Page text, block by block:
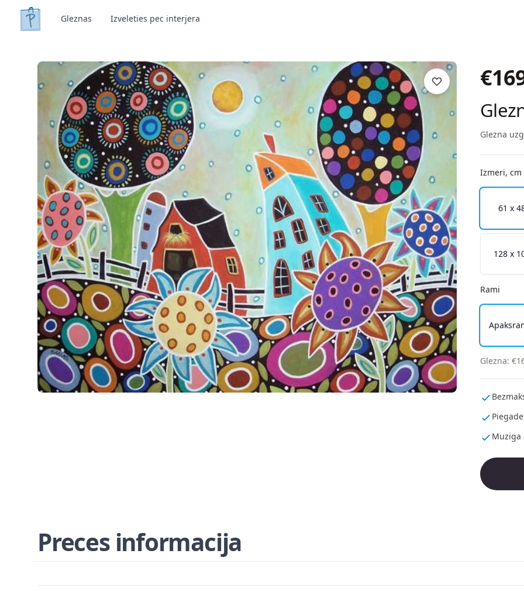
Gleznas Izveleties pec interjera
€
Glezna
Izmeri, cm
61 x
128 x
Rami
Glezna:€
Muziga
Preces informacija